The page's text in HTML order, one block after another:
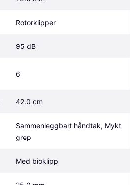
Rotorklipper
95 dB
6
42.0 cm
Sammenleggbart håndtak, Mykt
grep
Med bioklipp